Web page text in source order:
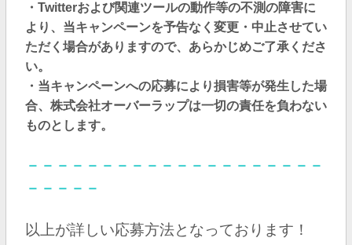
・Twitterおよび関連ツールの動作等の不測の障害に
より、当キャンペーンを予告なく変更・中止させてい
ただく場合がありますので、あらかじめご了承くださ
い。
・当キャンペーンへの応募により損害等が発生した場
合、株式会社オーバーラップは一切の責任を負わない
ものとします。
－－－－－－－－－－－－－－－－－－－－
－－－－－
以上が詳しい応募方法となっております！